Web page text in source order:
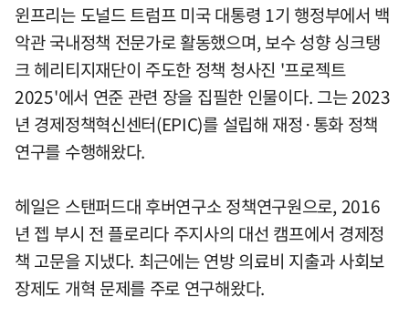
윈프리는 도널드 트럼프 미국 대통령 1기 행정부에서 백
악관 국내정책 전문가로 활동했으며, 보수 성향 싱크탱
크 헤리티지재단이 주도한 정책 청사진 '프로젝트
2025'에서 연준 관련 장을 집필한 인물이다. 그는 2023
년 경제정책혁신센터(EPIC)를 설립해 재정·통화 정책
연구를 수행해왔다.
헤일은 스탠퍼드대 후버연구소 정책연구원으로, 2016
년 젭 부시 전 플로리다 주지사의 대선 캠프에서 경제정
책 고문을 지냈다. 최근에는 연방 의료비 지출과 사회보
장제도 개혁 문제를 주로 연구해왔다.